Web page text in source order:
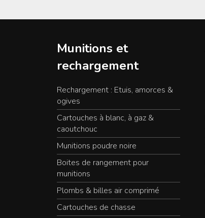
Munitions et
rechargement
Rechargement : Etuis, amorces &
ogives
Cartouches à blanc, à gaz &
caoutchouc
Munitions poudre noire
Boites de rangement pour
munitions
Plombs & billes air comprimé
Cartouches de chasse